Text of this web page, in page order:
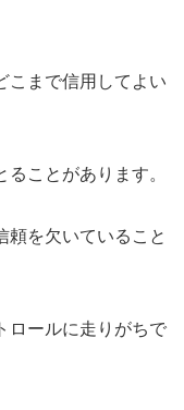
こまで信用してよい
ことがあります。
頼を欠いていること
ロールに走りがちで